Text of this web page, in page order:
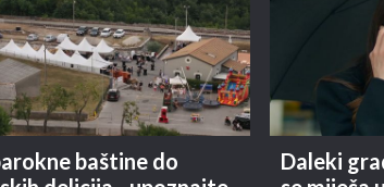
baštine do
Daleki